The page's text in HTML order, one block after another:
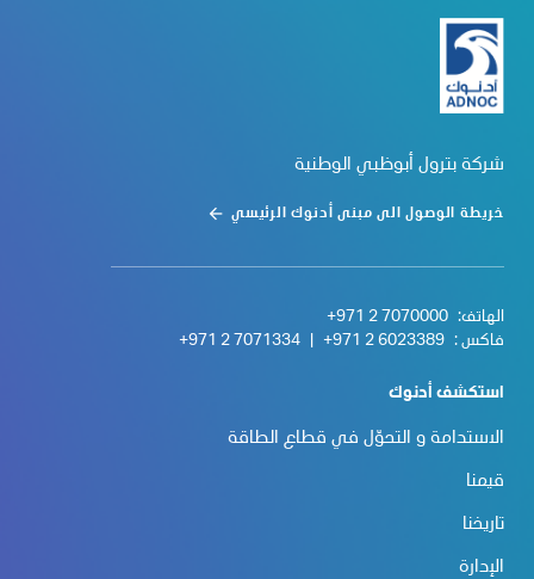
شركة بترول أبوظبي الوطنية
خريطة الوصول الى مبنى أدنوك الرئيسي
الهاتف: +971 2 7070000
فاكس : +971 2 6023389
+971 2 7071334
استكشف أدنوك
الاستدامة و التحوّل في قطاع الطاقة
قيمنا
تاريخنا
الإدارة